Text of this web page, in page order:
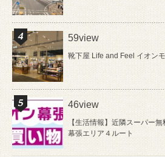
59view
靴下屋 Life and Feel イオン
46view
【生活情報】近隣スーパー
幕張エリア４ルート